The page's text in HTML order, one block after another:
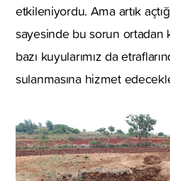
etkileniyordu. Ama artık
sayesinde bu sorun ortadan
bazı kuyularımız da
sulanmasına hizmet